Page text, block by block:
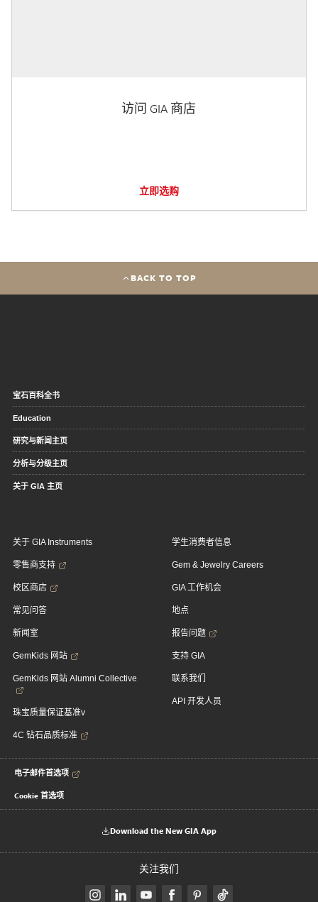
访问 GIA 商店
立即选购
BACK TO TOP
宝石百科全书
Education
研究与新闻主页
分析与分级主页
关于 GIA 主页
关于 GIA Instruments
零售商支持
校区商店
常见问答
新闻室
GemKids 网站
GemKids 网站 Alumni Collective
珠宝质量保证基准v
4C 钻石品质标准
学生消费者信息
Gem & Jewelry Careers
GIA 工作机会
地点
报告问题
支持 GIA
联系我们
API 开发人员
电子邮件首选项
Cookie 首选项
Download the New GIA App
关注我们